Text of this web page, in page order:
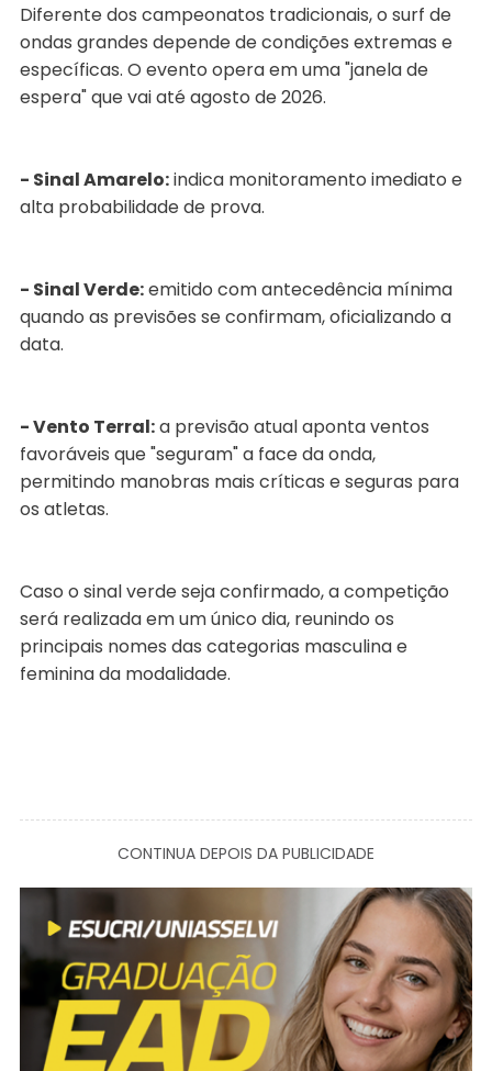
Diferente dos campeonatos tradicionais, o surf de
ondas grandes depende de condições extremas e
específicas. O evento opera em uma "janela de
espera" que vai até agosto de 2026.
- Sinal Amarelo:indica monitoramento imediato e
alta probabilidade de prova.
- Sinal Verde:emitido com antecedência mínima
quando as previsões se confirmam, oficializando a
data.
- Vento Terral:a previsão atual aponta ventos
favoráveis que "seguram" a face da onda,
permitindo manobras mais críticas e seguras para
os atletas.
Caso o sinal verde seja confirmado, a competição
será realizada em um único dia, reunindo os
principais nomes das categorias masculina e
feminina da modalidade.
CONTINUA DEPOIS DA PUBLICIDADE